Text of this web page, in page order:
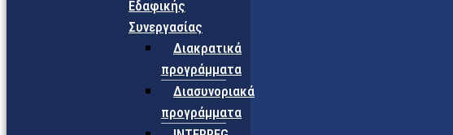
Εδαφικής
Συνεργασίας
Διακρατικά
προγράμματα
Διασυνοριακά
προγράμματα